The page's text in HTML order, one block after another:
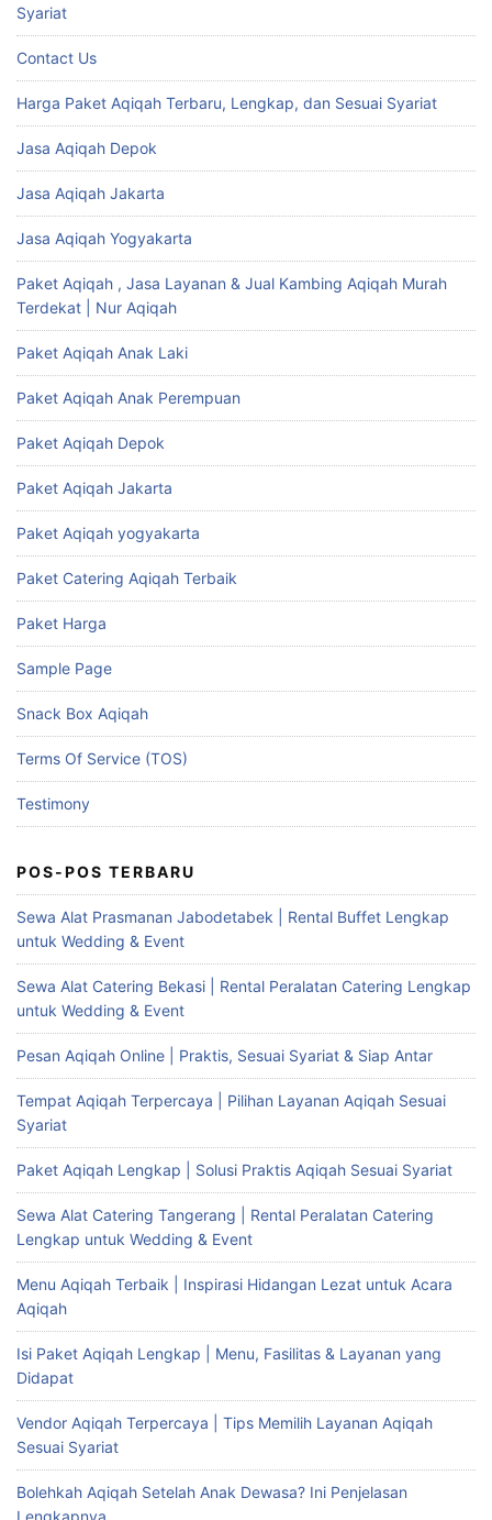
Syariat
Contact Us
Harga Paket Aqiqah Terbaru, Lengkap, dan Sesuai Syariat
Jasa Aqiqah Depok
Jasa Aqiqah Jakarta
Jasa Aqiqah Yogyakarta
Paket Aqiqah , Jasa Layanan & Jual Kambing Aqiqah Murah
Terdekat | Nur Aqiqah
Paket Aqiqah Anak Laki
Paket Aqiqah Anak Perempuan
Paket Aqiqah Depok
Paket Aqiqah Jakarta
Paket Aqiqah yogyakarta
Paket Catering Aqiqah Terbaik
Paket Harga
Sample Page
Snack Box Aqiqah
Terms Of Service (TOS)
Testimony
POS-POS TERBARU
Sewa Alat Prasmanan Jabodetabek | Rental Buffet Lengkap
untuk Wedding & Event
Sewa Alat Catering Bekasi | Rental Peralatan Catering Lengkap
untuk Wedding & Event
Pesan Aqiqah Online | Praktis, Sesuai Syariat & Siap Antar
Tempat Aqiqah Terpercaya | Pilihan Layanan Aqiqah Sesuai
Syariat
Paket Aqiqah Lengkap | Solusi Praktis Aqiqah Sesuai Syariat
Sewa Alat Catering Tangerang | Rental Peralatan Catering
Lengkap untuk Wedding & Event
Menu Aqiqah Terbaik | Inspirasi Hidangan Lezat untuk Acara
Aqiqah
Isi Paket Aqiqah Lengkap | Menu, Fasilitas & Layanan yang
Didapat
Vendor Aqiqah Terpercaya | Tips Memilih Layanan Aqiqah
Sesuai Syariat
Bolehkah Aqiqah Setelah Anak Dewasa? Ini Penjelasan